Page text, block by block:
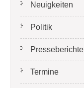
Neuigkeiten
Politik
Presseberichte
Termine